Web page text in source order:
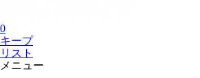
0
キープ
リスト
メニュー